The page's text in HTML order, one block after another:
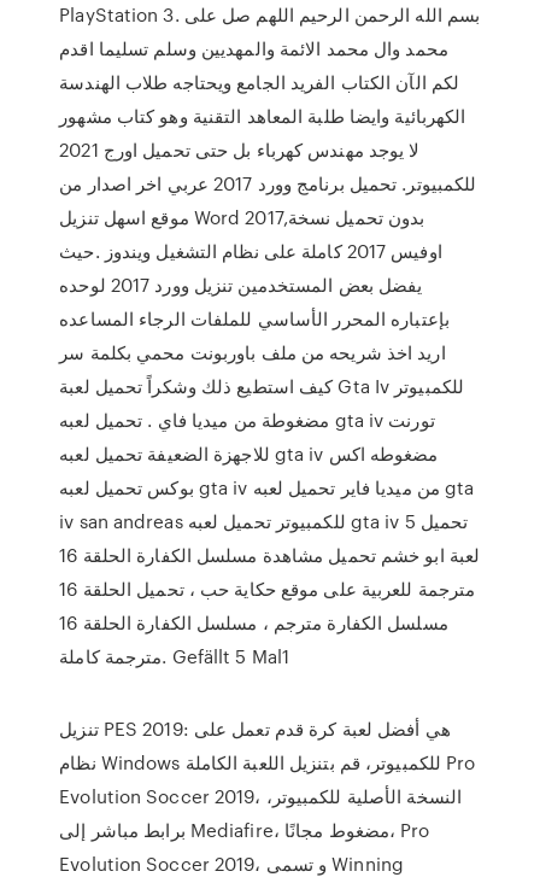
PlayStation 3. بسم الله الرحمن الرحيم اللهم صل على
محمد وال محمد الائمة والمهديين وسلم تسليما اقدم
لكم الآن الكتاب الفريد الجامع ويحتاجه طلاب الهندسة
الكهربائية وايضا طلبة المعاهد التقنية وهو كتاب مشهور
لا يوجد مهندس كهرباء بل حتى تحميل اورج 2021
للكمبيوتر. تحميل برنامج وورد 2017 عربي اخر اصدار من
موقع اسهل تنزيل Word 2017,بدون تحميل نسخة
اوفيس 2017 كاملة على نظام التشغيل ويندوز .حيث
يفضل بعض المستخدمين تنزيل وورد 2017 لوحده
بإعتباره المحرر الأساسي للملفات الرجاء المساعده
اريد اخذ شريحه من ملف باوربونت محمي بكلمة سر
كيف استطيع ذلك وشكراً تحميل لعبة Gta Iv للكمبيوتر
مضغوطة من ميديا فاي . تحميل لعبه gta iv تورنت
للاجهزة الضعيفة تحميل لعبه gta iv مضغوطه اكس
بوكس تحميل لعبه gta iv من ميديا فاير تحميل لعبه gta
iv san andreas للكمبيوتر تحميل لعبه gta iv 5 تحميل
لعبة ابو خشم تحميل مشاهدة مسلسل الكفارة الحلقة 16
مترجمة للعربية على موقع حكاية حب ، تحميل الحلقة 16
مسلسل الكفارة مترجم ، مسلسل الكفارة الحلقة 16
مترجمة كاملة. Gefällt 5 Mal1
تنزيل PES 2019: هي أفضل لعبة كرة قدم تعمل على
نظام Windows للكمبيوتر، قم بتنزيل اللعبة الكاملة Pro
Evolution Soccer 2019، النسخة الأصلية للكمبيوتر،
برابط مباشر إلى Mediafire، مضغوط مجانًا، Pro
Evolution Soccer 2019، و تسمى Winning